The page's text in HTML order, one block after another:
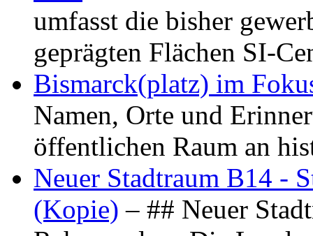
umfasst die bisher
geprägten Flächen SI-
Bismarck(platz) im
Namen, Orte und
öffentlichen Raum an
Neuer Stadtraum B14 -
(Kopie) – ## Neuer